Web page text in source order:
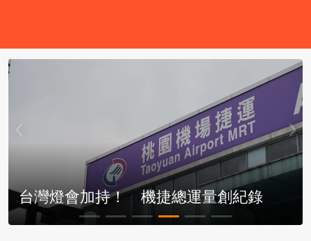
台灣燈會加持！ 機捷總運量創紀錄